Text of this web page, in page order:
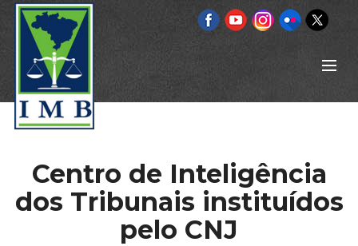
Centro de Inteligência
dos Tribunais instituídos
pelo CNJ